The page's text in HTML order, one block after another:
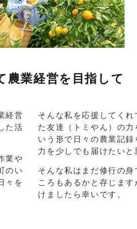
農業経営を目指して
経営
た活
業や
のい
々を
そんな私を応援してく
た友達（トミやん）の
いう形で日々の農業記
力を少しでも届けたいと
そんな私はまだ修行の
ころもあるかと存じま
けましたら幸いです。